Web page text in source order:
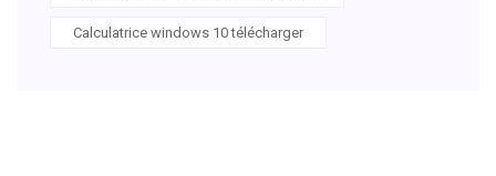
Calculatrice windows 10 télécharger